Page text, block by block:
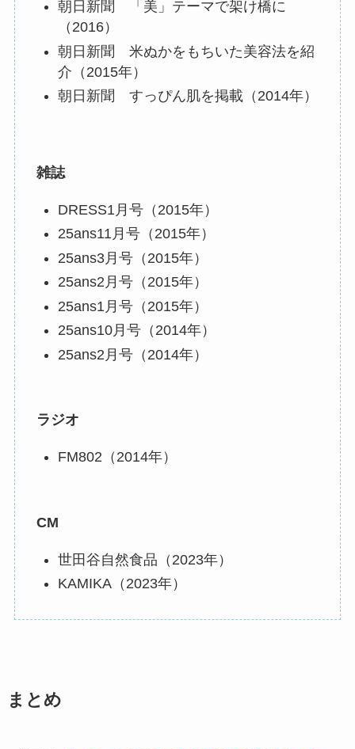
朝日新聞 「美」テーマで架け橋に
（2016）
朝日新聞 米ぬかをもちいた美容法を紹
介（2015年）
朝日新聞 すっぴん肌を掲載（2014年）
雑誌
DRESS1月号（2015年）
25ans11月号（2015年）
25ans3月号（2015年）
25ans2月号（2015年）
25ans1月号（2015年）
25ans10月号（2014年）
25ans2月号（2014年）
ラジオ
FM802（2014年）
CM
世田谷自然食品（2023年）
KAMIKA（2023年）
まとめ